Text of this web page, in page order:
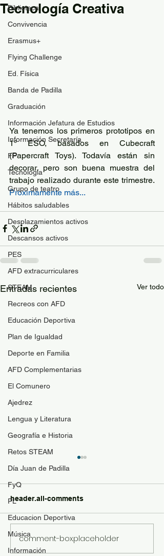
Biblioteca
Convivencia
Erasmus+
Flying Challenge
Ed. Física
Banda de Padilla
Graduación
Información Jefatura de Estudios
Información Secretaría
FP
Tecnología
Grupo de teatro
Hábitos saludables
Desplazamientos activos
Descansos activos
PES
AFD extracurriculares
STEAM
Recreos con AFD
Educación Deportiva
Plan de Igualdad
Deporte en Familia
AFD Complementarias
El Comunero
Ajedrez
Lengua y Literatura
Geografía e Historia
Retos STEAM
Día Juan de Padilla
FyQ
PL
Educacion Deportiva
Música
Información
Tecnología Creativa
Ya tenemos los primeros prototipos en
1º ESO, basados en Cubecraft
(Papercraft Toys). Todavía están sin
decorar, pero son buena muestra del
Proximamente más...
Entradas recientes Ver todo
Revista "El Comunero"
nº31-2026
header.all-comments
comment-box.placeholder